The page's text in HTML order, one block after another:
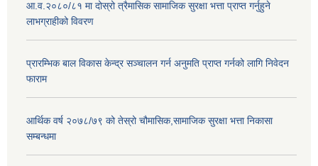
आ.व.२०८०/८१ मा दोस्रो त्रैमासिक सामाजिक सुरक्षा भत्ता प्राप्त गर्नुहुने
लाभग्राहीको विवरण
प्रारम्भिक बाल विकास केन्द्र सञ्चालन गर्न अनुमति प्राप्त गर्नको लागि निवेदन
फाराम
आर्थिक वर्ष २०७८/७९ को तेस्रो चौमासिक,सामाजिक सुरक्षा भत्ता निकासा
सम्बन्धमा